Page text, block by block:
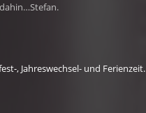
, Jahreswechsel- und Ferienzeit.